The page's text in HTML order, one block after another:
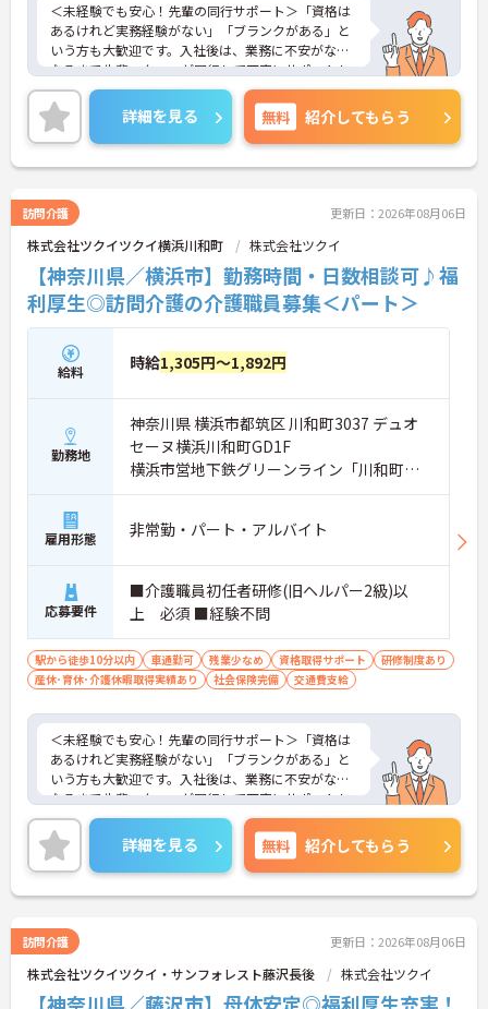
＜未経験でも安心！先輩の同行サポート＞「資格は
あるけれど実務経験がない」「ブランクがある」と
いう方も大歓迎です。入社後は、業務に不安がなく
なるまで先輩スタッフが同行して丁寧にサポートし
ます。実際に未経験からスタートしたスタッフも多
く在籍しており、安心してチャレンジできる環境で
す。
＜移動時間も時給発生！充実の手当でしっかり稼げ
る＞訪問介護で気になる「移動時間」にもしっかり
当（時給500円UP）や早朝夜間手当、ICT手当など、
各種手当が充実しています。
詳細を見る 無料 紹介してもらう
訪問介護 更新日：2026年08月06日
株式会社ツクイツクイ横浜川和町 株式会社ツクイ
【神奈川県／横浜市】勤務時間・日数相談可♪福
利厚生◎訪問介護の介護職員募集＜パート＞
給料 時給1,305円～1,892円
勤務地
神奈川県 横浜市都筑区 川和町3037 デュオ
セーヌ横浜川和町GD1F
横浜市営地下鉄グリーンライン「川和町
駅」徒歩5分
雇用形態 非常勤・パート・アルバイト
応募要件
■介護職員初任者研修(旧ヘルパー2級)以
上 必須 ■経験不問
駅から徒歩10分以内 車通勤可 残業少なめ 資格取得サポート
研修制度あり
産休･育休･介護休暇取得実績あり
社会保険完備 交通費支給
＜未経験でも安心！先輩の同行サポート＞「資格は
あるけれど実務経験がない」「ブランクがある」と
いう方も大歓迎です。入社後は、業務に不安がなく
なるまで先輩スタッフが同行して丁寧にサポートし
ます。実際に未経験からスタートしたスタッフも多
く在籍しており、安心してチャレンジできる環境で
す。
＜移動時間も時給発生！充実の手当でしっかり稼げ
る＞訪問介護で気になる「移動時間」にもしっかり
当（時給500円UP）や早朝夜間手当、ICT手当など、
各種手当が充実しています。
詳細を見る 無料 紹介してもらう
訪問介護 更新日：2026年08月06日
株式会社ツクイツクイ・サンフォレスト藤沢長後 株式会社ツクイ